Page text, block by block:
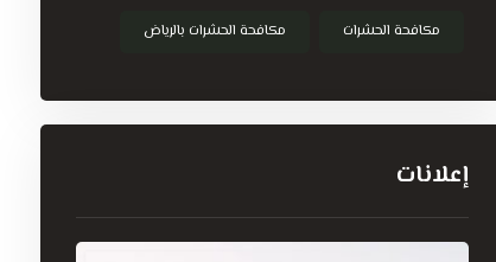
مكافحة الحشرات مكافحة الحشرات بالرياض
إعلانات